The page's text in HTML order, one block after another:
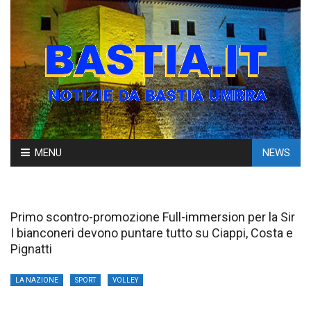
Skip
to
MENU NEWS
Primo scontro-promozione Full-immersion per la Sir
I bianconeri devono puntare tutto su Ciappi, Costa e
Pignatti
LA NAZIONE SPORT VOLLEY